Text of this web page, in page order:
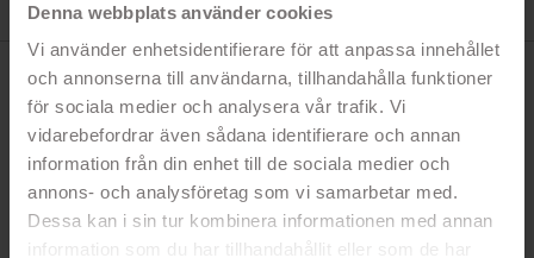
Denna webbplats använder cookies
Vi använder enhetsidentifierare för att anpassa innehållet
och annonserna till användarna, tillhandahålla funktioner
för sociala medier och analysera vår trafik. Vi
vidarebefordrar även sådana identifierare och annan
information från din enhet till de sociala medier och
annons- och analysföretag som vi samarbetar med.
Dessa kan i sin tur kombinera informationen med annan
information som du har tillhandahållit eller som de har
0 Produkt
BESKRIVNING
Snabbfakta!
- Heltäckande baksidesskal
- Gjort av flexibelt silikon